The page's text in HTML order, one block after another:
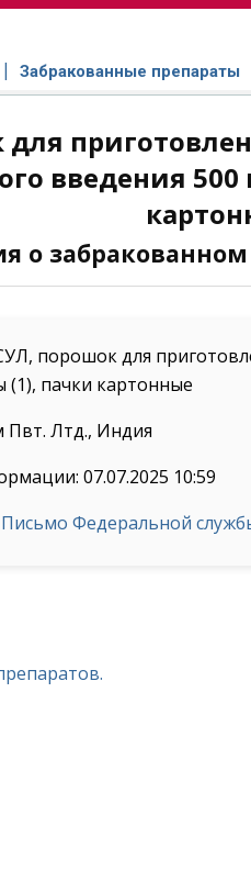
Забракованные препараты
введения 500
о
порошок для
(1), пачки картонные
Пвт. Лтд., Индия
07.07.2025 10:59
Письмо Федеральной